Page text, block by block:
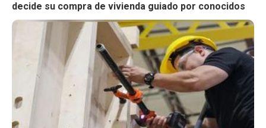
decide su compra de vivienda guiado por conocidos